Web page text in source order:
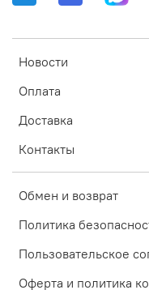
Новости
Оплата
Доставка
Контакты
Обмен и возврат
Политика
Пользовательское
Оферта и политика